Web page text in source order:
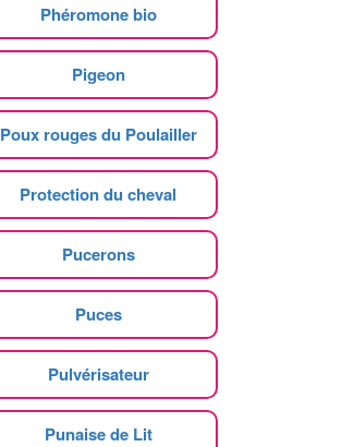
Phéromone bio
Pigeon
Poux rouges du Poulailler
Protection du cheval
Pucerons
Puces
Pulvérisateur
Punaise de Lit